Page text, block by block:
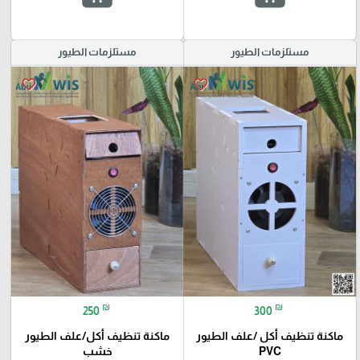
مستلزمات الطيور
favorite_border
300 ₪
ماكنة تنظيف أكل /علف الطيور
PVC
مستلزمات الطيور
favorite_border
250 ₪
ماكنة تنظيف أكل/علف الطيور
خشب